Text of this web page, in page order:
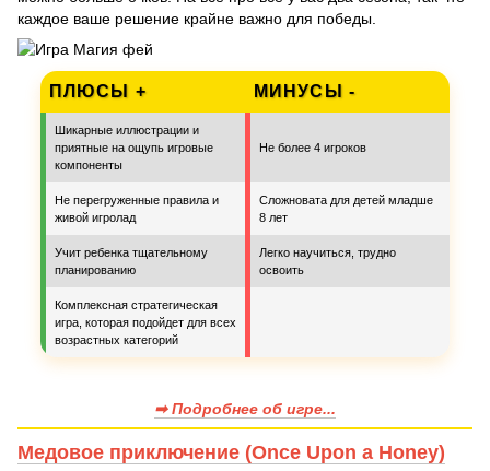
каждое ваше решение крайне важно для победы.
ПЛЮСЫ + МИНУСЫ -
Шикарные иллюстрации и
приятные на ощупь игровые
компоненты
Не более 4 игроков
Не перегруженные правила и
живой игролад
Сложновата для детей младше
8 лет
Учит ребенка тщательному
планированию
Легко научиться, трудно
освоить
Комплексная стратегическая
игра, которая подойдет для всех
возрастных категорий
➡ Подробнее об игре...
Медовое приключение (Once Upon a Honey)